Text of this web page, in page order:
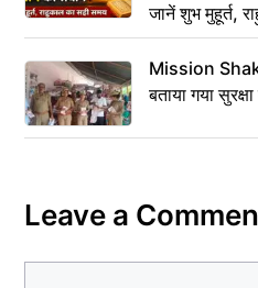
जानें शुभ मुहूर्त,
Mission
बताया गया
Leave a